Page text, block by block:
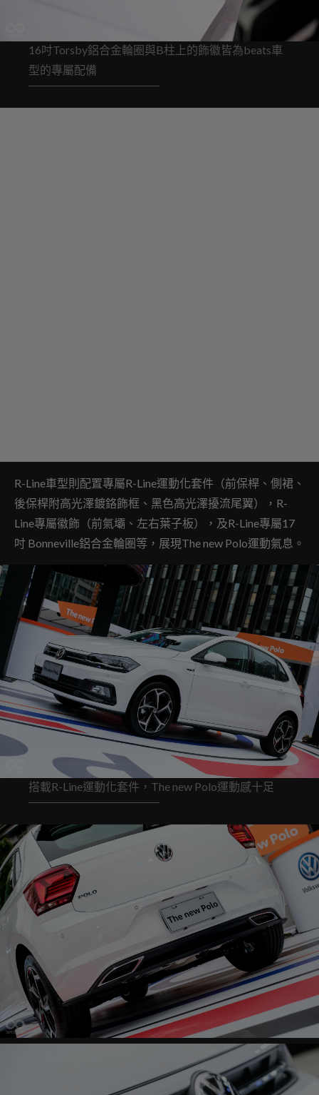
16吋Torsby鋁合金輪圈與B柱上的飾徽皆為beats車
型的專屬配備
R-Line車型則配置專屬R-Line運動化套件（前保桿、側裙、
後保桿附高光澤鍍鉻飾框、黑色高光澤擾流尾翼），R-
Line專屬徽飾（前氣壩、左右葉子板），及R-Line專屬17
吋 Bonneville鋁合金輪圈等，展現The new Polo運動氣息。
搭載R-Line運動化套件，The new Polo運動感十足